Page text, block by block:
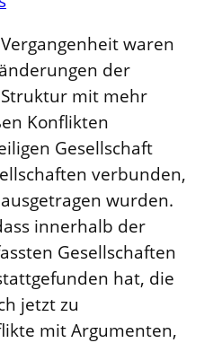
waren
der
mit mehr
Konflikten
Gesellschaft
verbunden,
wurden.
innerhalb der
Gesellschaften
hat, die
jetzt zu
mit Argumenten,